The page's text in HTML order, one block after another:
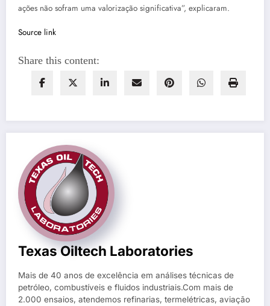
ações não sofram uma valorização significativa”, explicaram.
Source link
Share this content:
Texas Oiltech Laboratories
Mais de 40 anos de excelência em análises técnicas de
petróleo, combustíveis e fluidos industriais.Com mais de
2.000 ensaios, atendemos refinarias, termelétricas, aviação